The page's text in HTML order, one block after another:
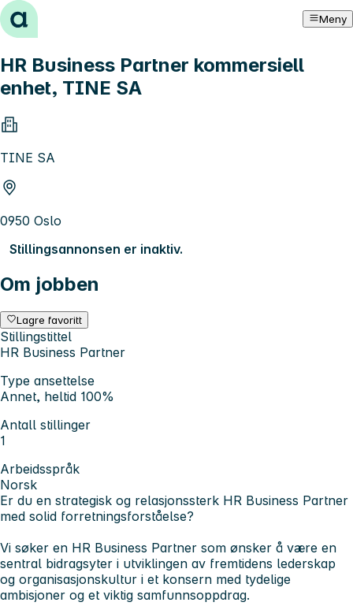
Hopp til innhold Meny
HR Business Partner kommersiell
enhet, TINE SA
TINE SA
0950 Oslo
Stillingsannonsen er inaktiv.
Om jobben
Lagre favoritt
Stillingstittel
HR Business Partner
Type ansettelse
Annet, heltid 100%
Antall stillinger
1
Arbeidsspråk
Norsk
Er du en strategisk og relasjonssterk HR Business Partner
med solid forretningsforståelse?
Vi søker en HR Business Partner som ønsker å være en
sentral bidragsyter i utviklingen av fremtidens lederskap
og organisasjonskultur i et konsern med tydelige
ambisjoner og et viktig samfunnsoppdrag.